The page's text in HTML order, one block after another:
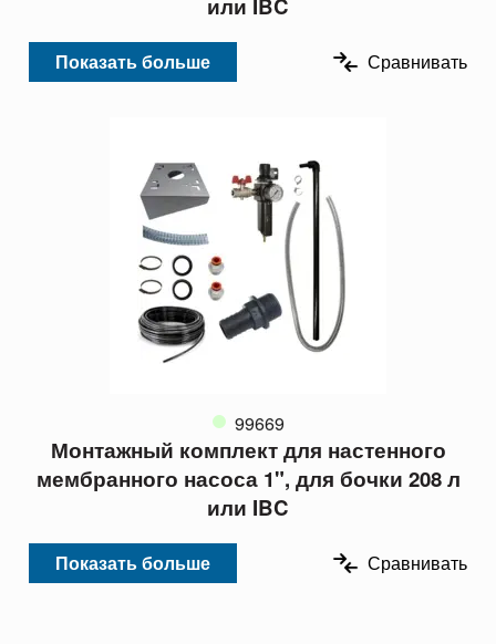
или IBC
Показать больше Сравнивать
99669
Монтажный комплект для настенного
мембранного насоса 1", для бочки 208 л
или IBC
Показать больше Сравнивать